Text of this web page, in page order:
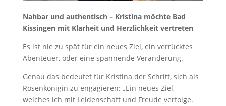
Nahbar und authentisch – Kristina möchte Bad
Kissingen mit Klarheit und Herzlichkeit vertreten
Es ist nie zu spät für ein neues Ziel, ein verrücktes
Abenteuer, oder eine spannende Veränderung.
Genau das bedeutet für Kristina der Schritt, sich als
Rosenkönigin zu engagieren: „Ein neues Ziel,
welches ich mit Leidenschaft und Freude verfolge.